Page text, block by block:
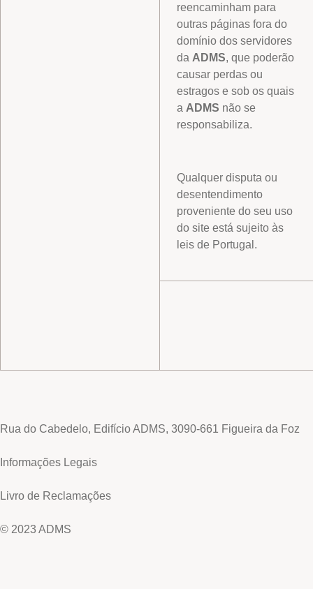
reencaminham para
outras páginas fora do
domínio dos servidores
da ADMS, que poderão
causar perdas ou
estragos e sob os quais
a ADMS não se
responsabiliza.
Qualquer disputa ou
desentendimento
proveniente do seu uso
do site está sujeito às
leis de Portugal.
Rua do Cabedelo, Edifício ADMS, 3090-661 Figueira da Foz
Informações Legais
Livro de Reclamações
© 2023 ADMS